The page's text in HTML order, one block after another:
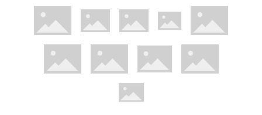
WsPay web stranicaMaestro web stranicaMastercard web stranicaAmerican Express web stranica
Visa web stranica
Diners web stranicaTrustwave certificiranoMastercard sigurnosni kod web
Pci Dss certificirano
Verified by Visa web stranica